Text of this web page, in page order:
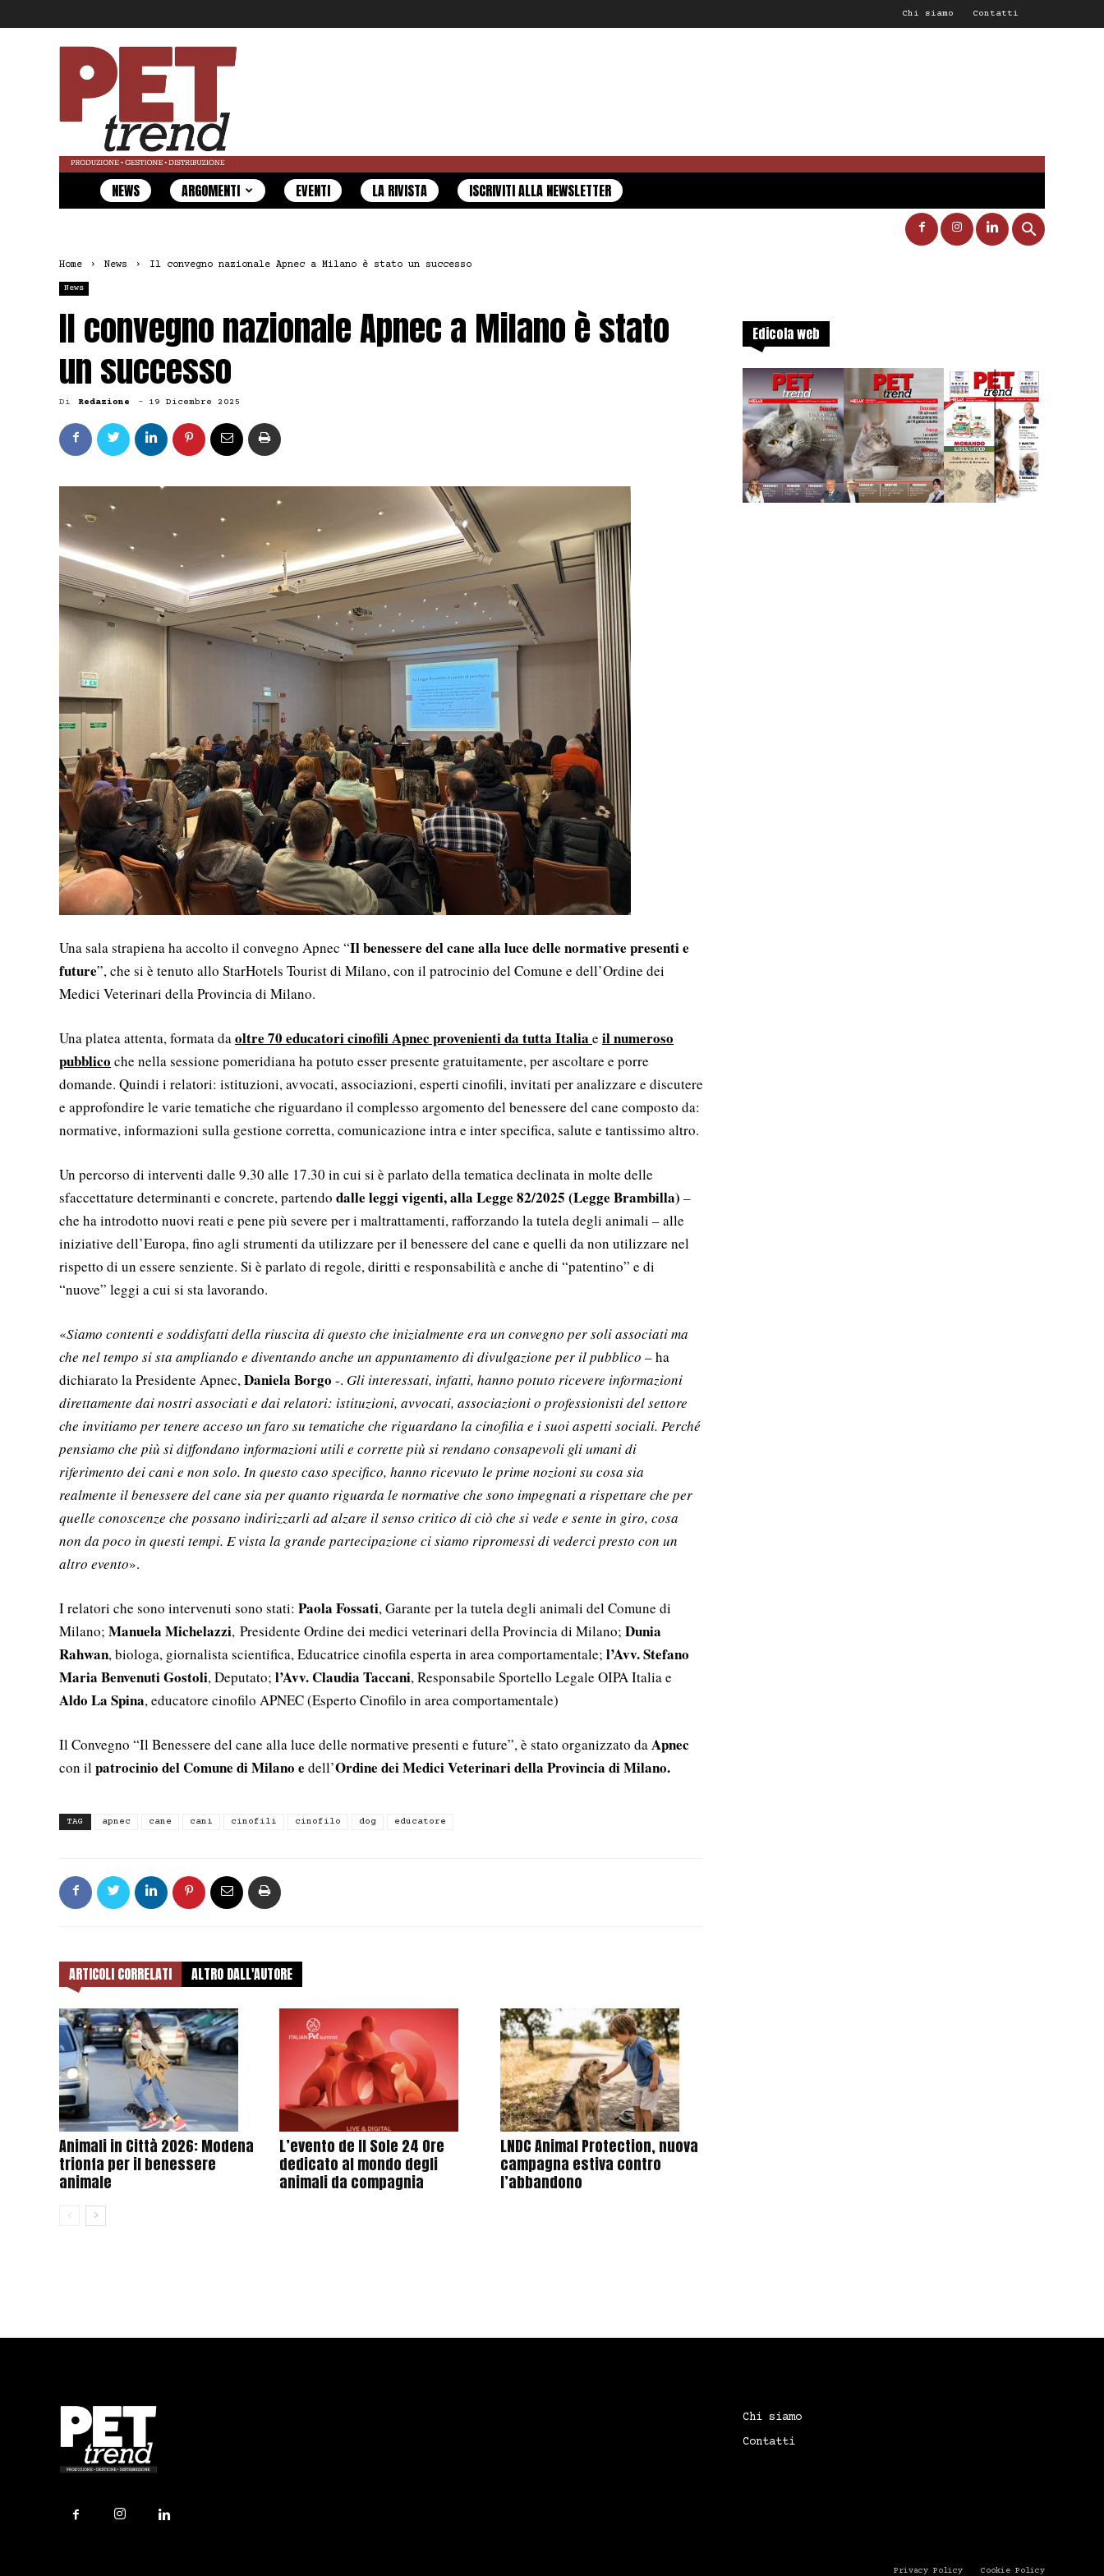
Chi siamo Contatti
Pet
Trend
NEWS ARGOMENTI EVENTI LA RIVISTA ISCRIVITI ALLA NEWSLETTER
Home News Il convegno nazionale Apnec a Milano è stato un successo
News
Il convegno nazionale Apnec a Milano è stato
un successo
Di Redazione - 19 Dicembre 2025
Una sala strapiena ha accolto il convegno Apnec “Il benessere del cane alla luce delle normative presenti e
future”, che si è tenuto allo StarHotels Tourist di Milano, con il patrocinio del Comune e dell’Ordine dei
Medici Veterinari della Provincia di Milano.
Una platea attenta, formata daoltre 70 educatori cinofili Apnec provenienti da tutta Italia e il numeroso
pubblico che nella sessione pomeridiana ha potuto esser presente gratuitamente, per ascoltare e porre
domande. Quindi i relatori: istituzioni, avvocati, associazioni, esperti cinofili, invitati per analizzare e discutere
e approfondire le varie tematiche che riguardano il complesso argomento del benessere del cane composto da:
normative, informazioni sulla gestione corretta, comunicazione intra e inter specifica, salute e tantissimo altro.
Un percorso di interventi dalle 9.30 alle 17.30 in cui si è parlato della tematica declinata in molte delle
sfaccettature determinanti e concrete, partendo dalle leggi vigenti, alla Legge 82/2025 (Legge Brambilla) –
che ha introdotto nuovi reati e pene più severe per i maltrattamenti, rafforzando la tutela degli animali – alle
iniziative dell’Europa, fino agli strumenti da utilizzare per il benessere del cane e quelli da non utilizzare nel
rispetto di un essere senziente. Si è parlato di regole, diritti e responsabilità e anche di “patentino” e di
“nuove” leggi a cui si sta lavorando.
«Siamo contenti e soddisfatti della riuscita di questo che inizialmente era un convegno per soli associati ma
che nel tempo si sta ampliando e diventando anche un appuntamento di divulgazione per il pubblico – ha
dichiarato la Presidente Apnec,Daniela Borgo -. Gli interessati, infatti, hanno potuto ricevere informazioni
direttamente dai nostri associati e dai relatori: istituzioni, avvocati, associazioni o professionisti del settore
che invitiamo per tenere acceso un faro su tematiche che riguardano la cinofilia e i suoi aspetti sociali. Perché
pensiamo che più si diffondano informazioni utili e corrette più si rendano consapevoli gli umani di
riferimento dei cani e non solo. In questo caso specifico, hanno ricevuto le prime nozioni su cosa sia
realmente il benessere del cane sia per quanto riguarda le normative che sono impegnati a rispettare che per
quelle conoscenze che possano indirizzarli ad alzare il senso critico di ciò che si vede e sente in giro, cosa
non da poco in questi tempi. E vista la grande partecipazione ci siamo ripromessi di vederci presto con un
altro evento».
I relatori che sono intervenuti sono stati: Paola Fossati, Garante per la tutela degli animali del Comune di
Milano; Manuela Michelazzi, Presidente Ordine dei medici veterinari della Provincia di Milano; Dunia
Rahwan, biologa, giornalista scientifica, Educatrice cinofila esperta in area comportamentale; l’Avv. Stefano
Maria Benvenuti Gostoli, Deputato; l’Avv. Claudia Taccani, Responsabile Sportello Legale OIPA Italia e
Aldo La Spina, educatore cinofilo APNEC (Esperto Cinofilo in area comportamentale)
Il Convegno “Il Benessere del cane alla luce delle normative presenti e future”, è stato organizzato daApnec
con ilpatrocinio del Comune di Milano e dell’Ordine dei Medici Veterinari della Provincia di Milano.
TAG apnec cane cani cinofili cinofilo dog educatore
ARTICOLI CORRELATI ALTRO DALL'AUTORE
Animali in Città 2026: Modena
trionfa per il benessere
animale
L’evento de Il Sole 24 Ore
dedicato al mondo degli
animali da compagnia
LNDC Animal Protection, nuova
campagna estiva contro
l’abbandono
Edicola web
Chi siamo
Contatti
Privacy Policy Cookie Policy